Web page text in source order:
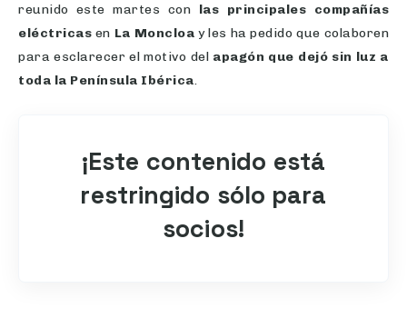
reunido este martes con las principales compañías
eléctricas en La Moncloa y les ha pedido que colaboren
para esclarecer el motivo del apagón que dejó sin luz a
toda la Península Ibérica.
¡Este contenido está
restringido sólo para
socios!